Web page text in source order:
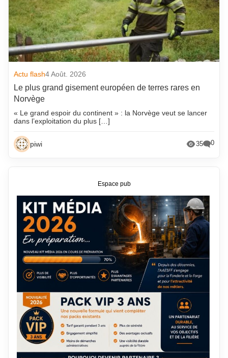
Actu flash4 Août. 2026
Le plus grand gisement européen de terres rares en
Norvège
« Le grand espoir du continent » : la Norvège veut se lancer
dans l’exploitation du plus […]
piwi 35 0
Espace pub